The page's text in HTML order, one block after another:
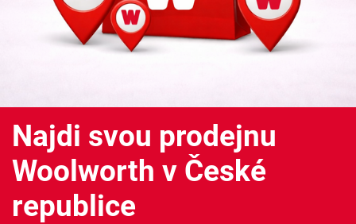
Najdi svou prodejnu
Woolworth v České
republice